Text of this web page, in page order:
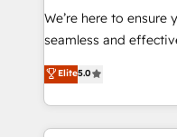
as well as agency
success. Now, more than ever you need to connect
customer service. It's
to create great
We’re here to ensure
seamless and
team that has 10+
we have a deep
Services and E-
streamline and
Elite5.0